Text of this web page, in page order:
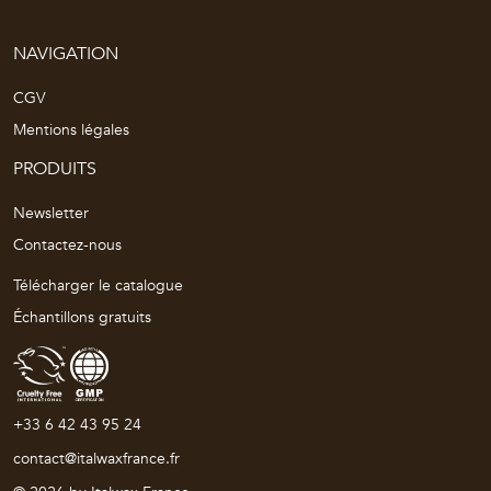
NAVIGATION
CGV
Mentions légales
PRODUITS
Newsletter
Contactez-nous
Télécharger le catalogue
Échantillons gratuits
+33 6 42 43 95 24
contact@italwaxfrance.fr